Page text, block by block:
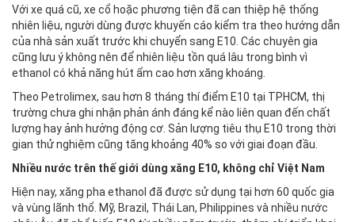
Với xe quá cũ, xe cổ hoặc phương tiện đã can thiệp hệ thống
nhiên liệu, người dùng được khuyến cáo kiểm tra theo hướng dẫn
của nhà sản xuất trước khi chuyển sang E10. Các chuyên gia
cũng lưu ý không nên để nhiên liệu tồn quá lâu trong bình vì
ethanol có khả năng hút ẩm cao hơn xăng khoáng.
Theo Petrolimex, sau hơn 8 tháng thí điểm E10 tại TPHCM, thị
trường chưa ghi nhận phản ánh đáng kể nào liên quan đến chất
lượng hay ảnh hưởng động cơ. Sản lượng tiêu thụ E10 trong thời
gian thử nghiệm cũng tăng khoảng 40% so với giai đoạn đầu.
Nhiều nước trên thế giới dùng xăng E10, không chỉ Việt Nam
Hiện nay, xăng pha ethanol đã được sử dụng tại hơn 60 quốc gia
và vùng lãnh thổ. Mỹ, Brazil, Thái Lan, Philippines và nhiều nước